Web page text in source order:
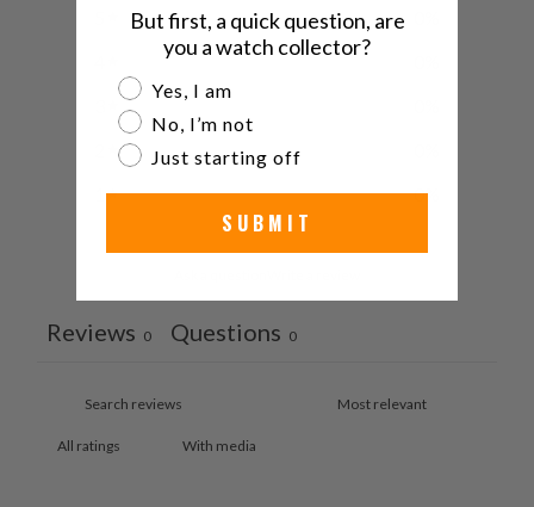
0%
Reviews 0 Questions 0
With media
But first, a quick question, are
you a watch collector?
Are you a watch collector?
Yes, I am
No, I’m not
Just starting off
SUBMIT